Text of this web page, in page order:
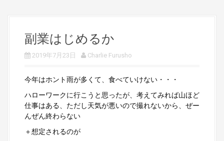
副業はじめるか
2019年7月23日 Charlie Furusho
今年はホント雨が多くて、食べていけない・・・
ハローワークに行こうと思ったが、考えてみれば山ほど
仕事はある、ただし天気が悪いので撮れないから、ぜー
んぜん終わらない
＋想定されるのが